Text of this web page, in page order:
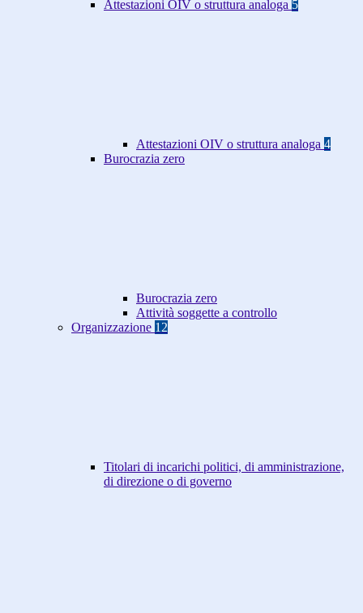
Attestazioni OIV o struttura analoga 5
Attestazioni OIV o struttura analoga 4
Burocrazia zero
Burocrazia zero
Attività soggette a controllo
Organizzazione 12
Titolari di incarichi politici, di amministrazione,
di direzione o di governo